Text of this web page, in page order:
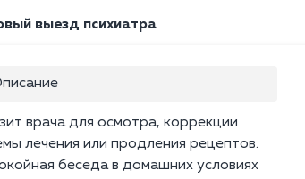
выезд психиатра
врача для осмотра, коррекции
лечения или продления рецептов.
беседа в домашних условиях